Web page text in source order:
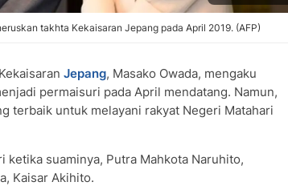
takhta Kekaisaran Jepang pada April 2019. (AFP)
Jepang, Masako Owada, mengaku
permaisuri pada April mendatang. Namun,
terbaik untuk melayani rakyat Negeri Matahari
ketika suaminya, Putra Mahkota Naruhito,
Kaisar Akihito.